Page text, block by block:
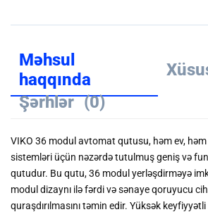
Məhsul
haqqında
Şərhlər (0)
VIKO 36 modul avtomat qutusu, həm ev,
sistemləri üçün nəzərdə tutulmuş geniş və
qutudur. Bu qutu, 36 modul yerləşdirməyə
modul dizaynı ilə fərdi və sənaye qoruyucu
quraşdırılmasını təmin edir. Yüksək